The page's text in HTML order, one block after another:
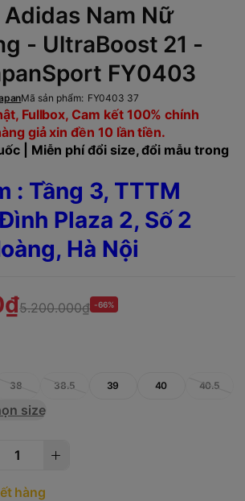
Nam Nữ
- UltraBoost 21 -
FY0403
Mã sản phẩm: FY0403 37
Fullbox, Cam kết 100% chính
giả xin đền 10 lần tiền.
| Miễn phí đổi size, đổi mẫu trong
: Tầng 3, TTTM
Plaza 2, Số 2
Hà Nội
5.200.000₫ -66%
38 38.5 39 40 40.5
size
hàng